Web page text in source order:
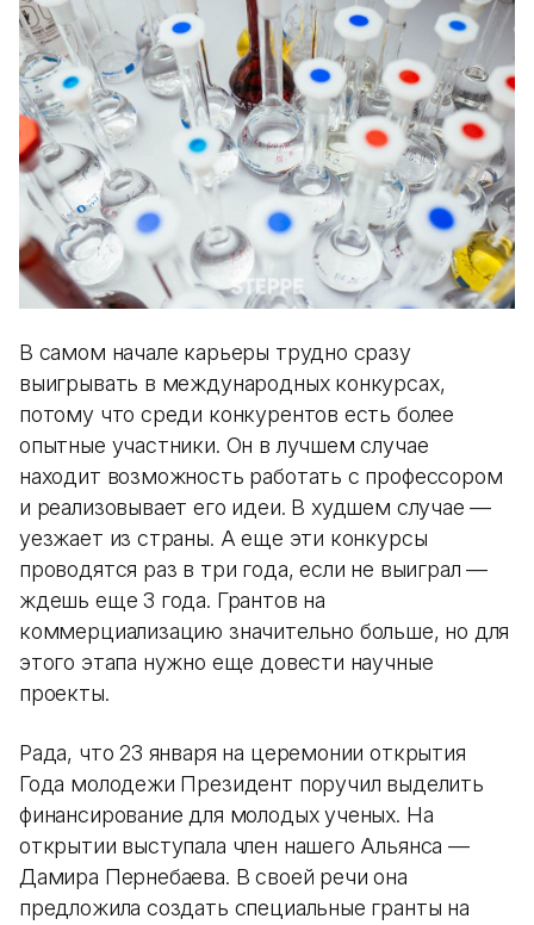
В самом начале карьеры трудно сразу
выигрывать в международных конкурсах,
потому что среди конкурентов есть более
опытные участники. Он в лучшем случае
находит возможность работать с профессором
и реализовывает его идеи. В худшем случае —
уезжает из страны. А еще эти конкурсы
проводятся раз в три года, если не выиграл —
ждешь еще 3 года. Грантов на
коммерциализацию значительно больше, но для
этого этапа нужно еще довести научные
проекты.
Рада, что 23 января на церемонии открытия
Года молодежи Президент поручил выделить
финансирование для молодых ученых. На
открытии выступала член нашего Альянса —
Дамира Пернебаева. В своей речи она
предложила создать специальные гранты на